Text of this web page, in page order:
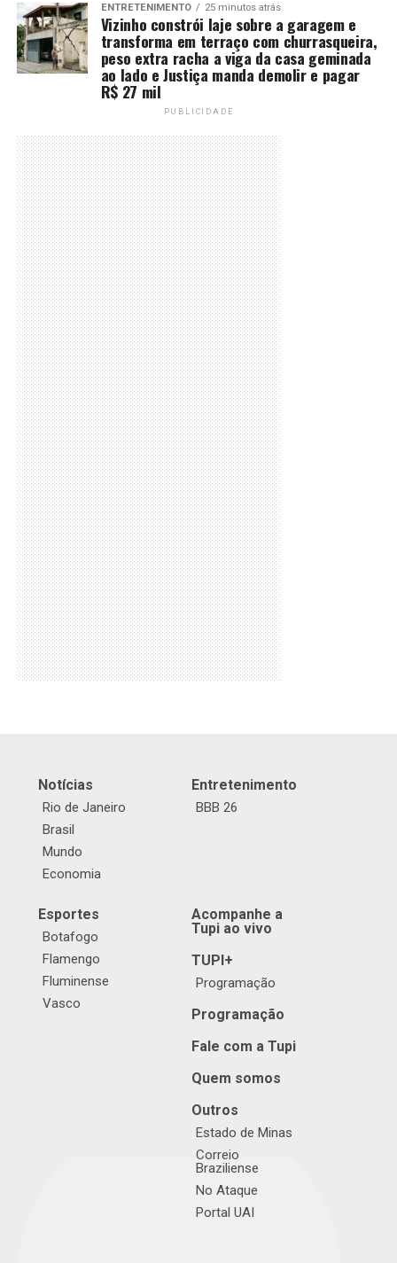
ENTRETENIMENTO 25 minutos atrás
Vizinho constrói laje sobre a garagem e
transforma em terraço com churrasqueira,
peso extra racha a viga da casa geminada
ao lado e Justiça manda demolir e pagar
R$ 27 mil
PUBLICIDADE
Notícias
Rio de Janeiro
Brasil
Mundo
Economia
Entretenimento
BBB 26
Esportes
Botafogo
Flamengo
Fluminense
Vasco
Acompanhe a
Tupi ao vivo
TUPI+
Programação
Programação
Fale com a Tupi
Quem somos
Outros
Estado de Minas
Correio
Braziliense
No Ataque
Portal UAI